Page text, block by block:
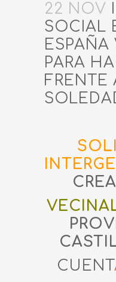
22 NOV
SOCIAL
ESPAÑA
PARA
FRENTE
CREA
CUENT